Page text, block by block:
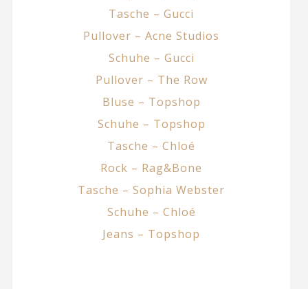
Tasche – Gucci
Pullover – Acne Studios
Schuhe – Gucci
Pullover – The Row
Bluse – Topshop
Schuhe – Topshop
Tasche – Chloé
Rock – Rag&Bone
Tasche – Sophia Webster
Schuhe – Chloé
Jeans – Topshop